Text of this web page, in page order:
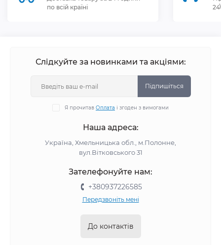
по всій країні
Слідкуйте за новинками та акціями:
Підпишіться
Я прочитав Оплата і згоден з вимогами
Наша адреса:
Україна, Хмельницька обл., м.Полонне,
вул.Вітковського 31
Зателефонуйте нам:
+380937226585
Передзвоніть мені
До контактів